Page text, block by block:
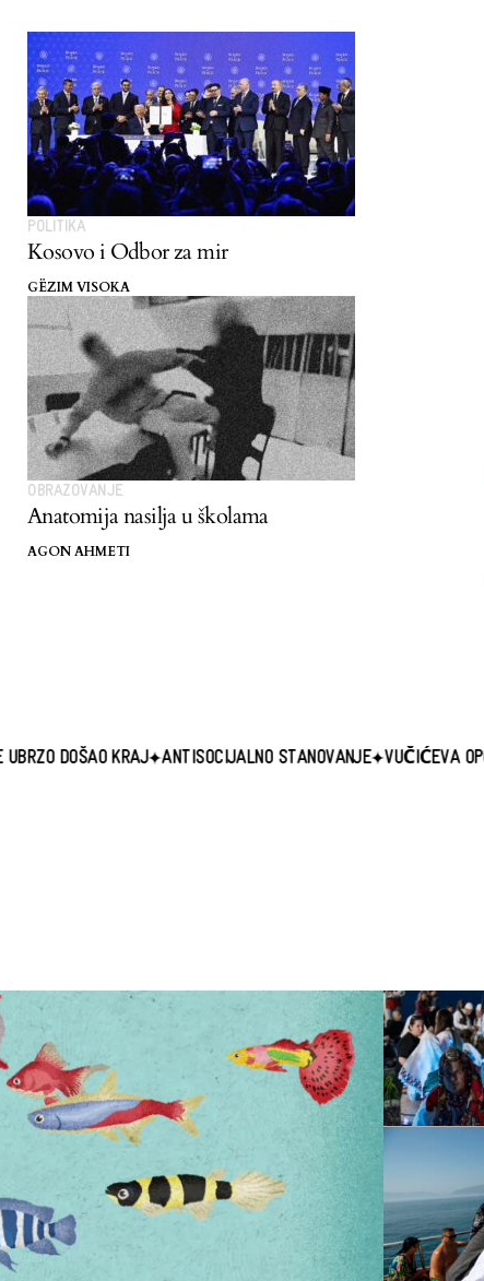
POLITIKA
Kosovo i Odbor za mir
GËZIM VISOKA
OBRAZOVANJE
Anatomija nasilja u školama
AGON AHMETI
KRAJ ANTISOCIJALNO STANOVANJE VUČIĆEVA OPOZICIJA